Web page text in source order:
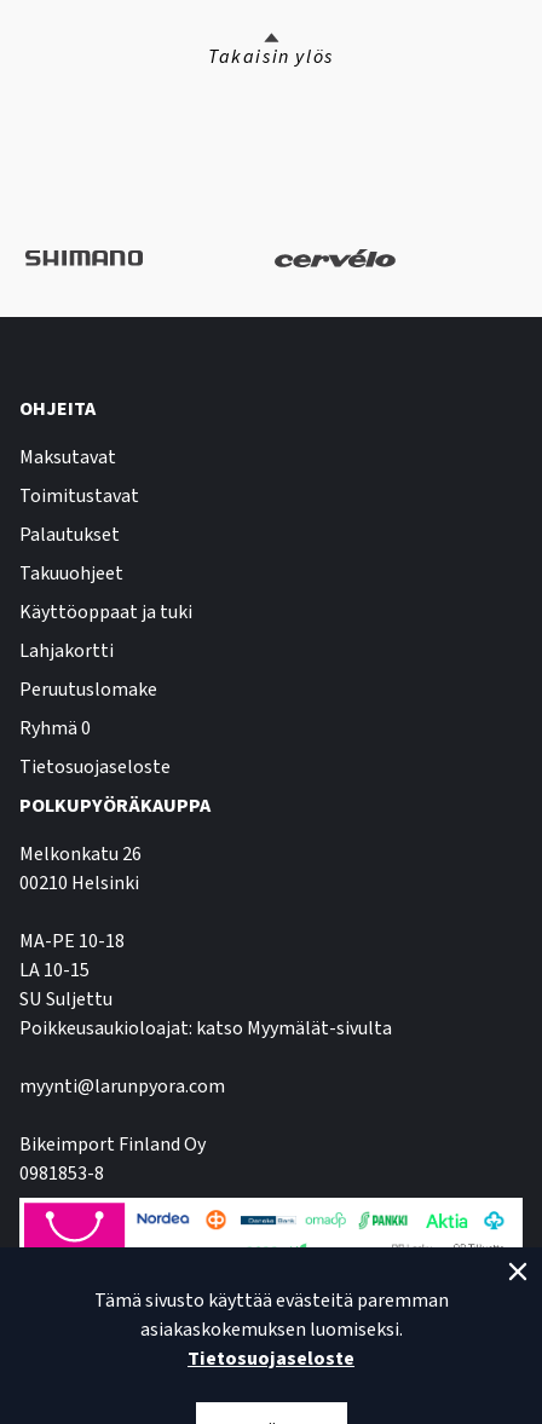
Takaisin ylös
OHJEITA
Maksutavat
Toimitustavat
Palautukset
Takuuohjeet
Käyttöoppaat ja tuki
Lahjakortti
Peruutuslomake
Ryhmä 0
Tietosuojaseloste
POLKUPYÖRÄKAUPPA
Melkonkatu 26
00210 Helsinki
MA-PE 10-18
LA 10-15
SU Suljettu
Poikkeusaukioloajat: katso Myymälät-sivulta
myynti@larunpyora.com
Bikeimport Finland Oy
0981853-8
Tämä sivusto käyttää evästeitä paremman
asiakaskokemuksen luomiseksi.
Tietosuojaseloste